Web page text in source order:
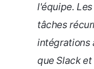
l'équipe.
tâches
intégrations
que Slack